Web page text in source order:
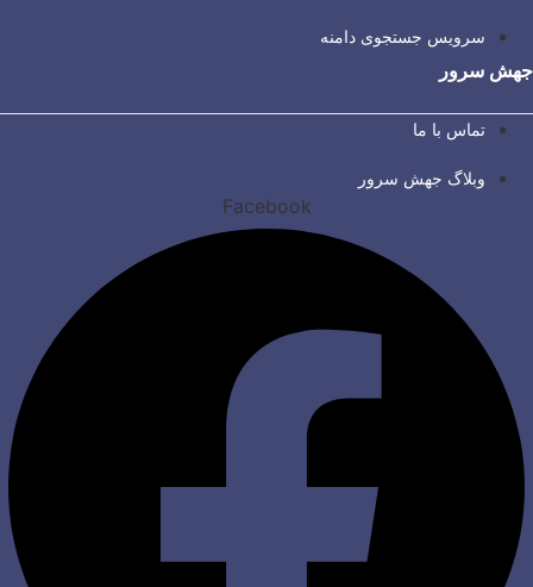
سرویس جستجوی دامنه
جهش سرور
تماس با ما
وبلاگ جهش سرور
Facebook